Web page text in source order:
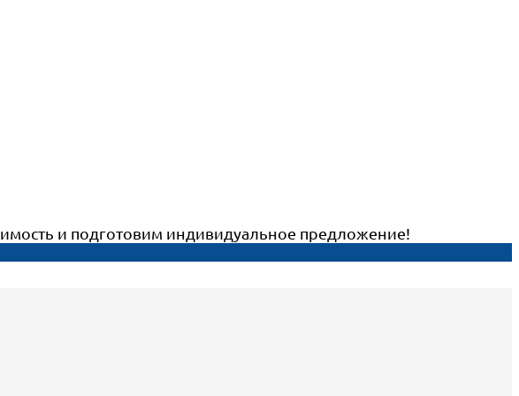
и подготовим индивидуальное предложение!